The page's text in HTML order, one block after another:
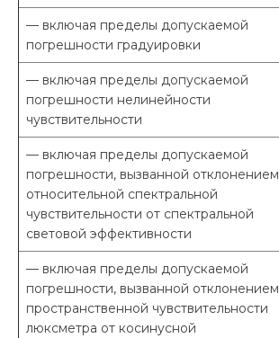
— включая пределы допускаемой
погрешности градуировки
— включая пределы допускаемой
погрешности нелинейности
чувствительности
— включая пределы допускаемой
погрешности, вызванной отклонением
относительной спектральной
чувствительности от спектральной
световой эффективности
— включая пределы допускаемой
погрешности, вызванной отклонением
пространственной чувствительности
люксметра от косинусной